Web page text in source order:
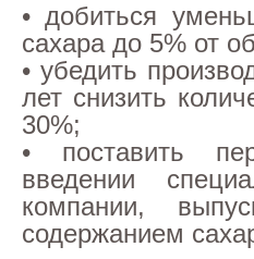
• добиться
сахара до 5% от
• убедить
лет снизить
30%;
• поставить
введении
компании,
содержанием